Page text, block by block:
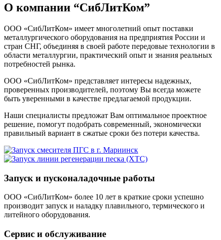
О компании “СибЛитКом”
ООО «СибЛитКом» имеет многолетний опыт поставки
металлургического оборудования на предприятия России и
стран СНГ, объединяя в своей работе передовые технологии в
области металлургии, практический опыт и знания реальных
потребностей рынка.
ООО «СибЛитКом» представляет интересы надежных,
проверенных производителей, поэтому Вы всегда можете
быть уверенными в качестве предлагаемой продукции.
Наши специалисты предложат Вам оптимальное проектное
решение, помогут подобрать современный, экономически
правильный вариант в сжатые сроки без потери качества.
Запуск и пусконаладочные работы
ООО «СибЛитКом» более 10 лет в краткие сроки успешно
производит запуск и наладку плавильного, термического и
литейного оборудования.
Сервис и обслуживание